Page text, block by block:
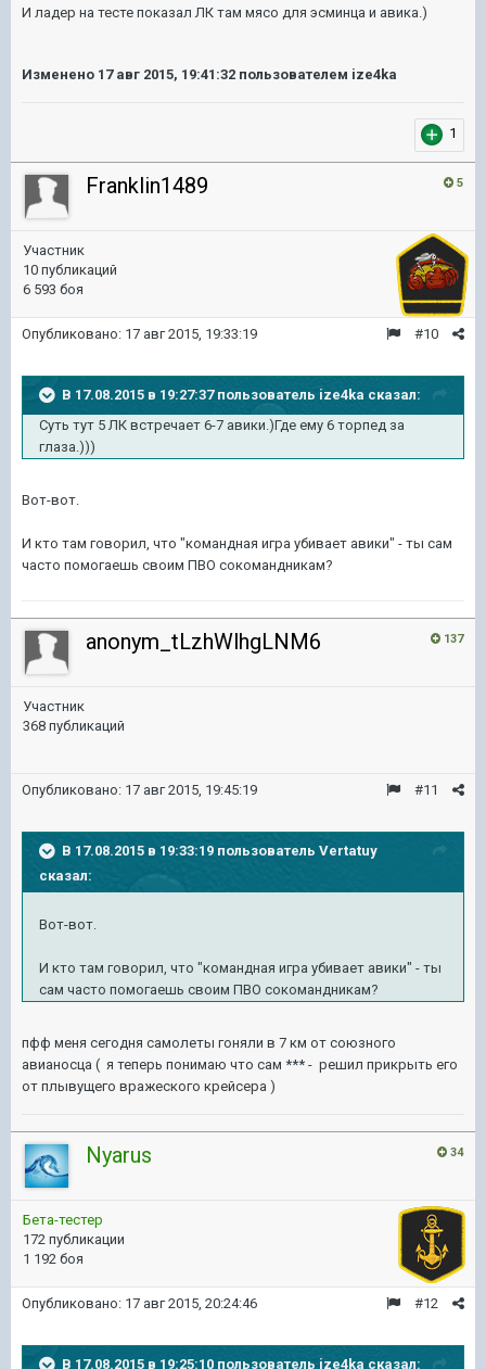
И ладер на тесте показал ЛК там мясо для эсминца и авика.)
Изменено 17 авг 2015, 19:41:32 пользователем ize4ka
1
5
Franklin1489
Участник
10 публикаций
6 593 боя
#10
Опубликовано: 17 авг 2015, 19:33:19
В 17.08.2015 в 19:27:37 пользователь ize4ka сказал:
Суть тут 5 ЛК встречает 6-7 авики.)Где ему 6 торпед за
глаза.)))
Вот-вот.
И кто там говорил, что "командная игра убивает авики" - ты сам
часто помогаешь своим ПВО сокомандникам?
137
anonym_tLzhWlhgLNM6
Участник
368 публикаций
#11
Опубликовано: 17 авг 2015, 19:45:19
В 17.08.2015 в 19:33:19 пользователь Vertatuy
сказал:
Вот-вот.
И кто там говорил, что "командная игра убивает авики" - ты
сам часто помогаешь своим ПВО сокомандникам?
пфф меня сегодня самолеты гоняли в 7 км от союзного
авианосца ( я теперь понимаю что сам *** - решил прикрыть его
от плывущего вражеского крейсера )
34
Nyarus
Бета-тестер
172 публикации
1 192 боя
#12
Опубликовано: 17 авг 2015, 20:24:46
В 17.08.2015 в 19:25:10 пользователь ize4ka сказал: